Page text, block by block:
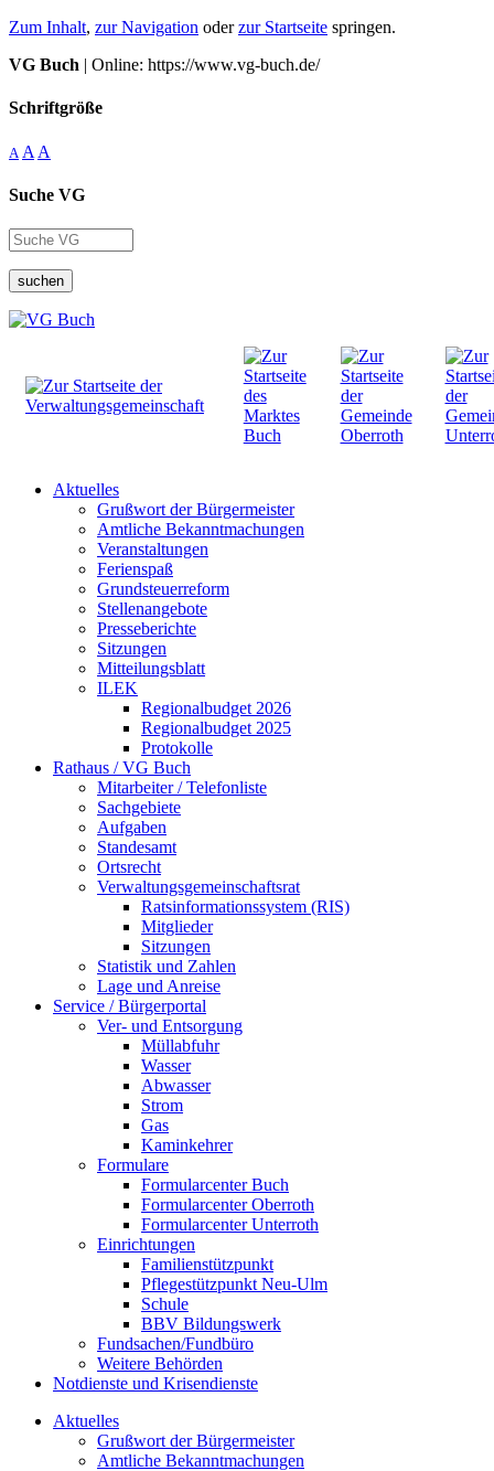
Zum Inhalt, zur Navigation oderzur Startseite springen.
VG Buch | Online: https://www.vg-buch.de/
Schriftgröße
A A A
Suche VG
suchen
Aktuelles
Grußwort der Bürgermeister
Amtliche Bekanntmachungen
Veranstaltungen
Ferienspaß
Grundsteuerreform
Stellenangebote
Presseberichte
Sitzungen
Mitteilungsblatt
ILEK
Regionalbudget 2026
Regionalbudget 2025
Protokolle
Rathaus / VG Buch
Mitarbeiter / Telefonliste
Sachgebiete
Aufgaben
Standesamt
Ortsrecht
Verwaltungsgemeinschaftsrat
Ratsinformationssystem (RIS)
Mitglieder
Sitzungen
Statistik und Zahlen
Lage und Anreise
Service / Bürgerportal
Ver- und Entsorgung
Müllabfuhr
Wasser
Abwasser
Strom
Gas
Kaminkehrer
Formulare
Formularcenter Buch
Formularcenter Oberroth
Formularcenter Unterroth
Einrichtungen
Familienstützpunkt
Pflegestützpunkt Neu-Ulm
Schule
BBV Bildungswerk
Fundsachen/Fundbüro
Weitere Behörden
Notdienste und Krisendienste
Aktuelles
Grußwort der Bürgermeister
Amtliche Bekanntmachungen